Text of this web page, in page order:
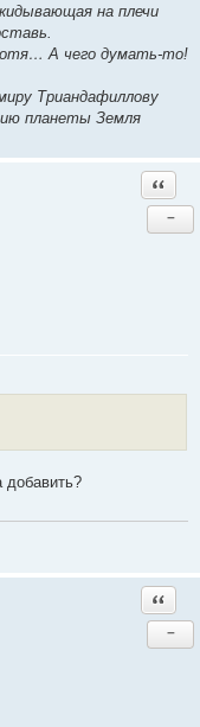
на плечи
А чего думать-то!
Триандафиллову
планеты Земля
−
−